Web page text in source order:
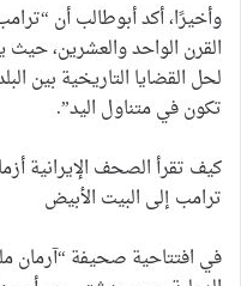
وأخيرًا، أكد أبوطالب أن
القرن الواحد والعشرين،
لحل القضايا التاريخية بين
تكون في متناول اليد”.
كيف تقرأ الصحف الإيرانية
ترامب إلى البيت الأبيض
في افتتاحية صحيفة “آرمان